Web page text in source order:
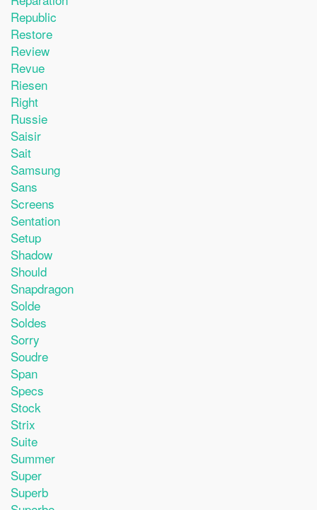
Republic
Restore
Review
Revue
Riesen
Right
Russie
Saisir
Sait
Samsung
Sans
Screens
Sentation
Setup
Shadow
Should
Snapdragon
Solde
Soldes
Sorry
Soudre
Span
Specs
Stock
Strix
Suite
Summer
Super
Superb